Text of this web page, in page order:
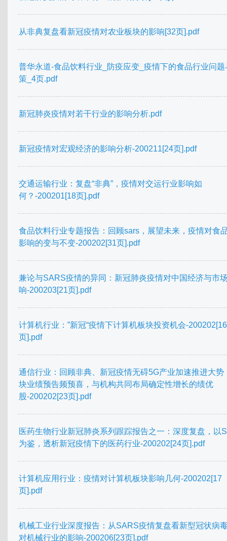
从非典复盘看新冠疫情对农业板块的影响[32页].pdf
普华永道-食品饮料行业_防疫应变_疫情下的食品行业问题
策_4页.pdf
新冠肺炎疫情对若干行业的影响分析.pdf
新冠疫情对宏观经济的影响分析-200211[24页].pdf
交通运输行业：复盘“非典”，疫情对交运行业影响如
何？-200201[18页].pdf
食品饮料行业专题报告：回顾sars，展望未来，疫情对食
影响的变与不变-200202[31页].pdf
兼论与SARS疫情的异同：新冠肺炎疫情对中国经济与市
响-200203[21页].pdf
计算机行业：”新冠“疫情下计算机板块投资机会-200202[16
页].pdf
通信行业：回顾非典、新冠疫情无碍5G产业加速推进大势
块业绩预告频预喜，与机构共同布局确定性增长的绩优
股-200202[23页].pdf
医药生物行业新冠肺炎系列跟踪报告之一：深度复盘，以
为鉴，透析新冠疫情下的医药行业-200202[24页].pdf
计算机应用行业：疫情对计算机板块影响几何-200202[17
页].pdf
机械工业行业深度报告：从SARS疫情复盘看新型冠状病
对机械行业的影响-200206[23页].pdf